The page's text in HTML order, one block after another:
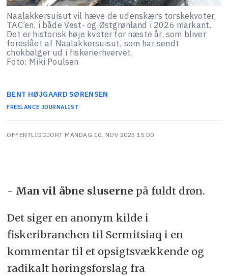
Naalakkersuisut vil hæve de udenskærs torskekvoter,
TAC’en, i både Vest- og Østgrønland i 2026 markant.
Det er historisk høje kvoter for næste år, som bliver
foreslået af Naalakkersuisut, som har sendt
chokbølger ud i fiskerierhvervet.
Foto: Miki Poulsen
BENT HØJGAARD SØRENSEN
FREELANCE JOURNALIST
OFFENTLIGGJORT MANDAG 10. NOV 2025 15:00
- Man vil åbne sluserne på fuldt drøn.
Det siger en anonym kilde i
fiskeribranchen til Sermitsiaq i en
kommentar til et opsigtsvækkende og
radikalt høringsforslag fra